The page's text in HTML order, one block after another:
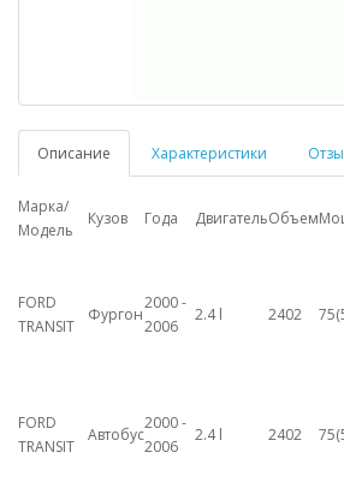
Описание Характеристики
Марка/
Модель
Кузов Года ДвигательОбъем
FORD
TRANSIT
Фургон
2000 -
2006
2.4 l 2402
FORD
TRANSIT
Автобус
2000 -
2006
2.4 l 2402